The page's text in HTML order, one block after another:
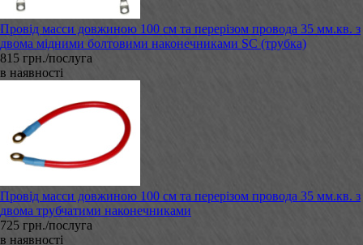
Провід масси довжиною 100 см та перерізом провода 35 мм.кв. з
двома мідними болтовими наконечниками SC (трубка)
815 грн./послуга
в наявності
Провід масси довжиною 100 см та перерізом провода 35 мм.кв. з
двома трубчатими наконечниками
725 грн./послуга
в наявності